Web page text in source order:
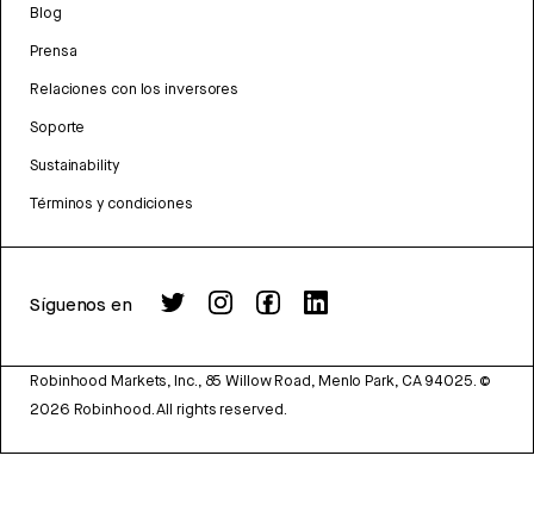
Blog
Prensa
Relaciones con los inversores
Soporte
Sustainability
Términos y condiciones
Síguenos en
Robinhood Markets, Inc., 85 Willow Road, Menlo Park, CA 94025. ©
2026 Robinhood. All rights reserved.